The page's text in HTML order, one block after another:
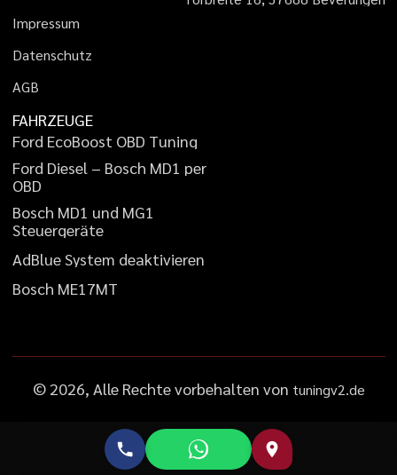
Impressum
Datenschutz
AGB
FAHRZEUGE
Ford EcoBoost OBD Tuning
Ford Diesel – Bosch MD1 per
OBD
Bosch MD1 und MG1
Steuergeräte
AdBlueSystem deaktivieren
Bosch ME17MT
© 2026, Alle Rechte vorbehalten von tuningv2.de